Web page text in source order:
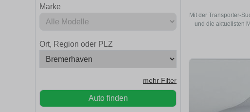
Marke
Ort, Region oder PLZ
mehr Filter
Auto finden
Mit der Transporter-
und die aktuellsten